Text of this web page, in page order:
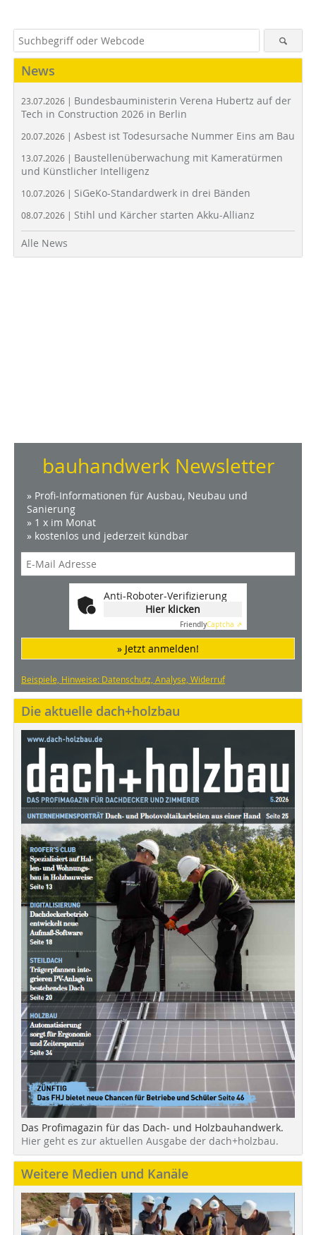
News
23.07.2026 | Bundesbauministerin Verena Hubertz auf der
Tech in Construction 2026 in Berlin
20.07.2026 | Asbest ist Todesursache Nummer Eins am Bau
13.07.2026 | Baustellenüberwachung mit Kameratürmen
und Künstlicher Intelligenz
10.07.2026 | SiGeKo-Standardwerk in drei Bänden
08.07.2026 | Stihl und Kärcher starten Akku-Allianz
Alle News
bauhandwerk Newsletter
» Profi-Informationen für Ausbau, Neubau und
Sanierung
» 1 x im Monat
» kostenlos und jederzeit kündbar
Anti-Roboter-Verifizierung
Hier klicken
FriendlyCaptcha ⇗
» Jetzt anmelden!
Beispiele, Hinweise: Datenschutz, Analyse, Widerruf
Die aktuelle dach+holzbau
Das Profimagazin für das Dach- und Holzbauhandwerk.
Hier geht es zur aktuellen Ausgabe der dach+holzbau.
Weitere Medien und Kanäle